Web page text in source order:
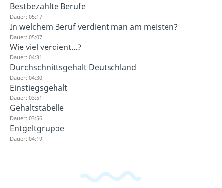
Bestbezahlte Berufe
Dauer: 05:17
In welchem Beruf verdient man am meisten?
Dauer: 05:07
Wie viel verdient...?
Dauer: 04:31
Durchschnittsgehalt Deutschland
Dauer: 04:30
Einstiegsgehalt
Dauer: 03:51
Gehaltstabelle
Dauer: 03:56
Entgeltgruppe
Dauer: 04:19